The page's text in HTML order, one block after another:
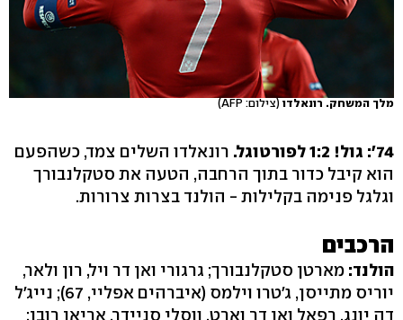
מלך המשחק. רונאלדו (צילום: AFP)
74': גול! 1:2 לפורטוגל.
רונאלדו השלים צמד, כשהפעם
הוא קיבל כדור בתוך הרחבה, הטעה את סטקלנבורך
וגלגל פנימה בקלילות - הולנד בצרות צרורות.
הרכבים
הולנד: מארטן סטקלנבורך; גרגורי ואן דר ויל, רון ולאר,
יוריס מתייסן, ג'טרו וילמס (איברהים אפליי, 67); נייג'ל
דה יונג, רפאל ואן דר וארט, ווסלי סניידר, אריאן רובן;